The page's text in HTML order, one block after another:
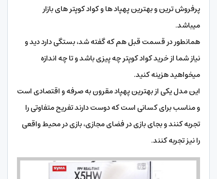
پرفروش ترین و بهترین پهپاد ها و کواد کوپتر های بازار
میباشد.
همانطور در قسمت قبل هم که گفته شد، بستگی دارد دید و
نیاز شما از خرید کواد کوپتر چه پیزی باشد و تا چه اندازه
میخواهید هزینه کنید.
این مدل یکی از بهترین پهپاد مقرون به صرفه و اقتصادی است
و مناسب برای کسانی است که دوست دارند تفریح متفاوتی را
تجربه کنند و بجای بازی در فضای مجازی، بازی در محیط واقعی
را نیز تجربه کنند.